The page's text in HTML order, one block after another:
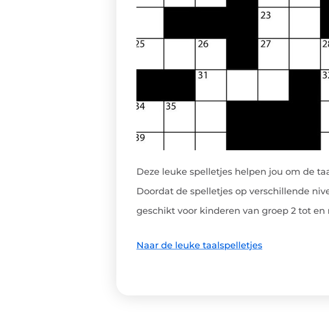
Deze leuke spelletjes helpen jou om de
Doordat de spelletjes op verschillende
geschikt voor kinderen van groep 2 tot en
Naar de leuke taalspelletjes